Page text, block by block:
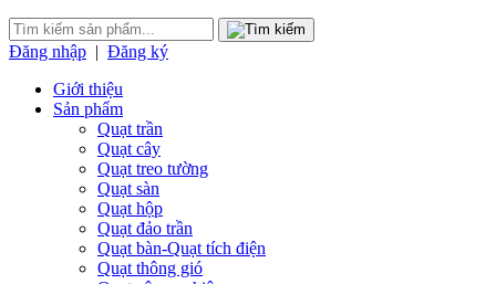
Đăng nhập | Đăng ký
Giới thiệu
Sản phẩm
Quạt trần
Quạt cây
Quạt treo tường
Quạt sàn
Quạt hộp
Quạt đảo trần
Quạt bàn-Quạt tích điện
Quạt thông gió